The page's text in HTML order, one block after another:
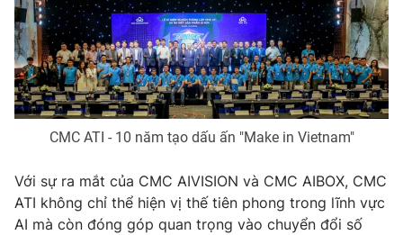
CMC ATI - 10 năm tạo dấu ấn "Make in Vietnam"
Với sự ra mắt của CMC AIVISION và CMC AIBOX, CMC
ATI không chỉ thể hiện vị thế tiên phong trong lĩnh vực
AI mà còn đóng góp quan trọng vào chuyển đổi số